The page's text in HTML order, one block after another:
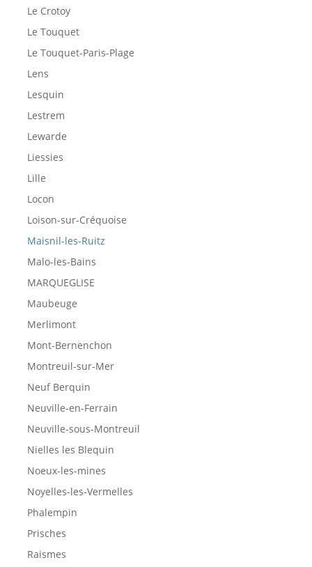
Le Crotoy
Le Touquet
Le Touquet-Paris-Plage
Lens
Lesquin
Lestrem
Lewarde
Liessies
Lille
Locon
Loison-sur-Créquoise
Maisnil-les-Ruitz
Malo-les-Bains
MARQUEGLISE
Maubeuge
Merlimont
Mont-Bernenchon
Montreuil-sur-Mer
Neuf Berquin
Neuville-en-Ferrain
Neuville-sous-Montreuil
Nielles les Blequin
Noeux-les-mines
Noyelles-les-Vermelles
Phalempin
Prisches
Raismes